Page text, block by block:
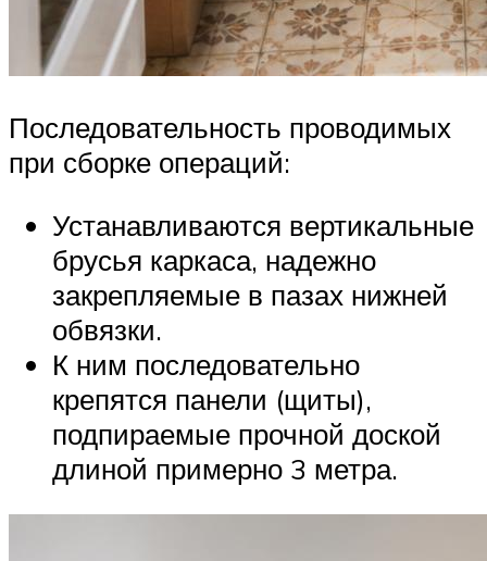
Последовательность проводимых
при сборке операций:
Устанавливаются вертикальные
брусья каркаса, надежно
закрепляемые в пазах нижней
обвязки.
К ним последовательно
крепятся панели (щиты),
подпираемые прочной доской
длиной примерно 3 метра.